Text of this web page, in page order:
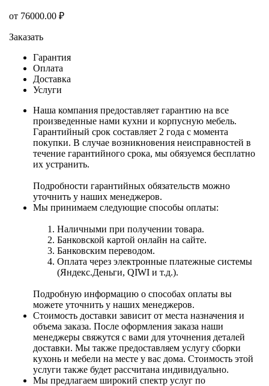
от 76000.00 ₽
Заказать
Гарантия
Оплата
Доставка
Услуги
Наша компания предоставляет гарантию на все
произведенные нами кухни и корпусную мебель.
Гарантийный срок составляет 2 года с момента
покупки. В случае возникновения неисправностей в
течение гарантийного срока, мы обязуемся бесплатно
их устранить.
Подробности гарантийных обязательств можно
уточнить у наших менеджеров.
Мы принимаем следующие способы оплаты:
Наличными при получении товара.
Банковской картой онлайн на сайте.
Банковским переводом.
Оплата через электронные платежные системы
(Яндекс.Деньги, QIWI и т.д.).
Подробную информацию о способах оплаты вы
можете уточнить у наших менеджеров.
Стоимость доставки зависит от места назначения и
объема заказа. После оформления заказа наши
менеджеры свяжутся с вами для уточнения деталей
доставки. Мы также предоставляем услугу сборки
кухонь и мебели на месте у вас дома. Стоимость этой
услуги также будет рассчитана индивидуально.
Мы предлагаем широкий спектр услуг по